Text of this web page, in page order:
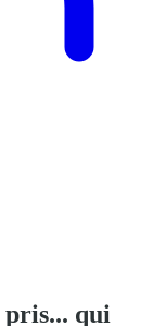
pris... qui